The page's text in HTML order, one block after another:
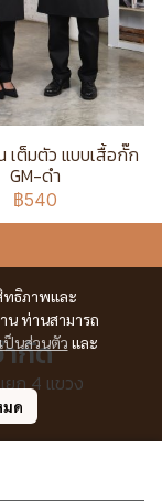
เต็มตัว แบบเสื้อกั๊ก
GM-ดำ
฿540
ทธิภาพและ
น ท่านสามารถ
ป็นส่วนตัว และ
ด
กัด
ยก 4 แขวง